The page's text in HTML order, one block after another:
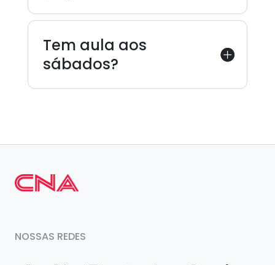
Tem aula aos
sábados?
NOSSAS REDES